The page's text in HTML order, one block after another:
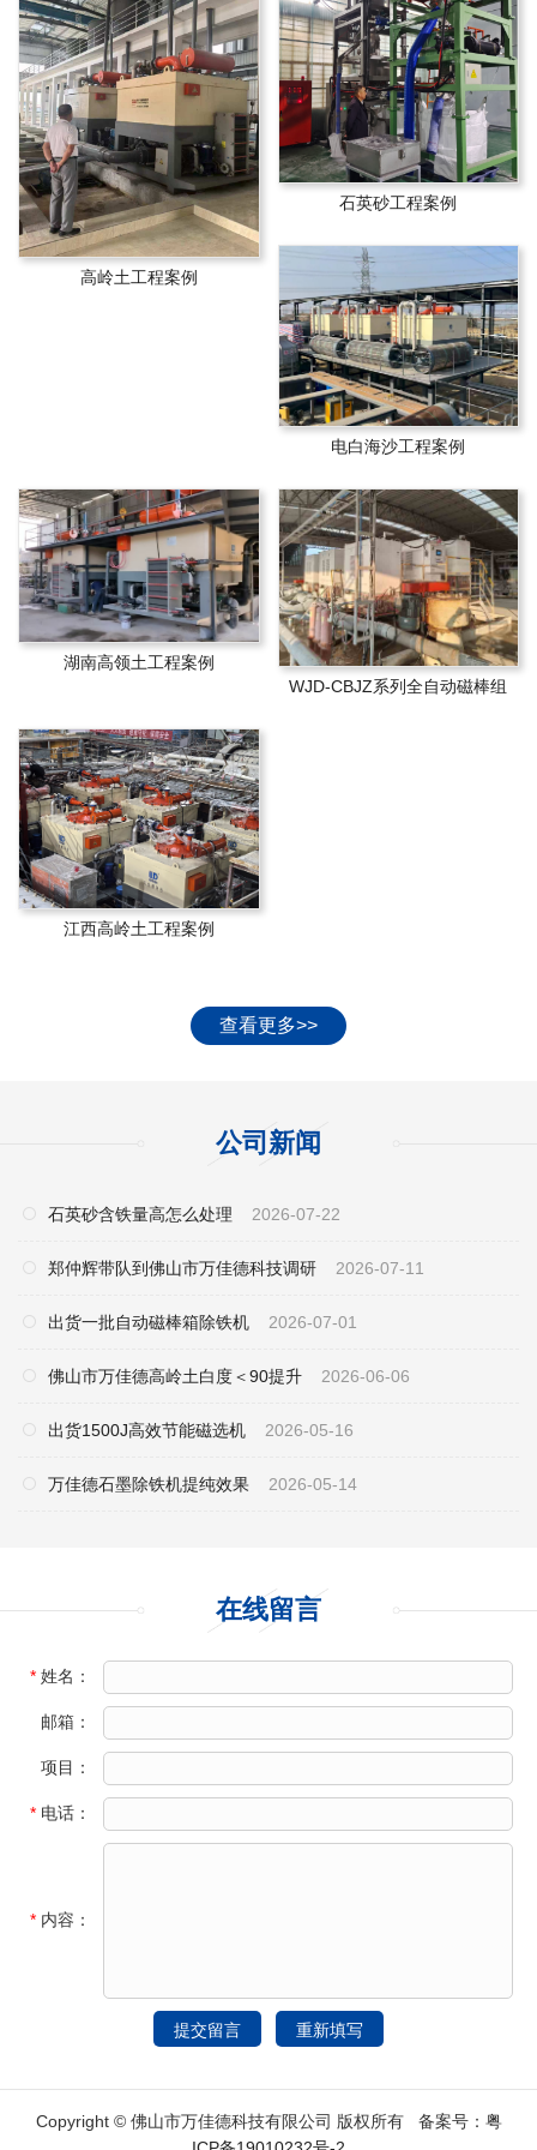
高岭土工程案例
石英砂工程案例
电白海沙工程案例
湖南高领土工程案例
WJD-CBJZ系列全自动磁棒组
江西高岭土工程案例
查看更多>>
公司新闻
石英砂含铁量高怎么处理 2026-07-22
郑仲辉带队到佛山市万佳德科技调研 2026-07-11
出货一批自动磁棒箱除铁机 2026-07-01
佛山市万佳德高岭土白度＜90提升 2026-06-06
出货1500J高效节能磁选机 2026-05-16
万佳德石墨除铁机提纯效果 2026-05-14
在线留言
* 姓名：
邮箱：
项目：
* 电话：
* 内容：
Copyright © 佛山市万佳德科技有限公司 版权所有 备案号： 粤